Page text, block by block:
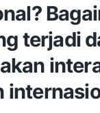
terjadi